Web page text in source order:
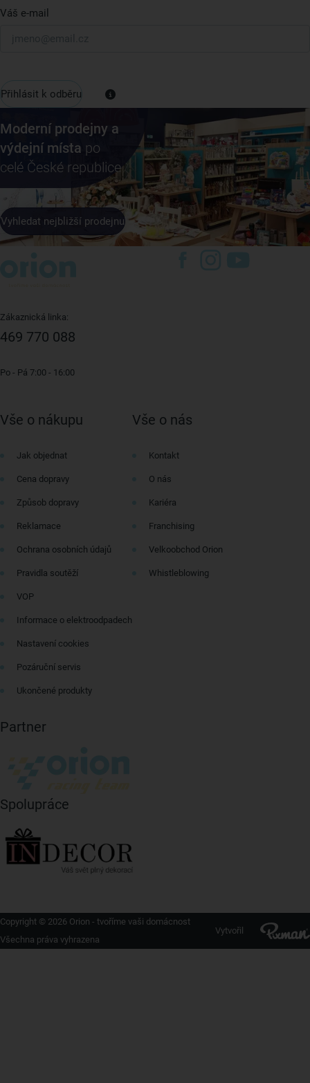
Váš e-mail
Přihlásit k odběru
Moderní prodejny a
výdejní místa po
celé České republice
Vyhledat nejbližší prodejnu
Zákaznická linka:
469 770 088
Po - Pá 7:00 - 16:00
Vše o nákupu
Jak objednat
Cena dopravy
Způsob dopravy
Reklamace
Ochrana osobních údajů
Pravidla soutěží
VOP
Informace o elektroodpadech
Nastavení cookies
Pozáruční servis
Ukončené produkty
Vše o nás
Kontakt
O nás
Kariéra
Franchising
Velkoobchod Orion
Whistleblowing
Partner
Spolupráce
Copyright © 2026 Orion - tvoříme vaši domácnost
Všechna práva vyhrazena
Vytvořil